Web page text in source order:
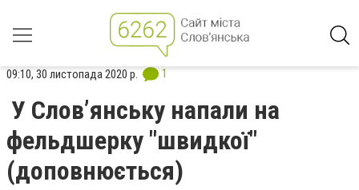
09:10, 30 листопада 2020 р. 1
У Слов’янську напали на
фельдшерку "швидкої"
(доповнюється)